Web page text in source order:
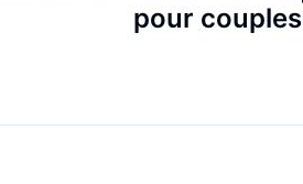
pour couples